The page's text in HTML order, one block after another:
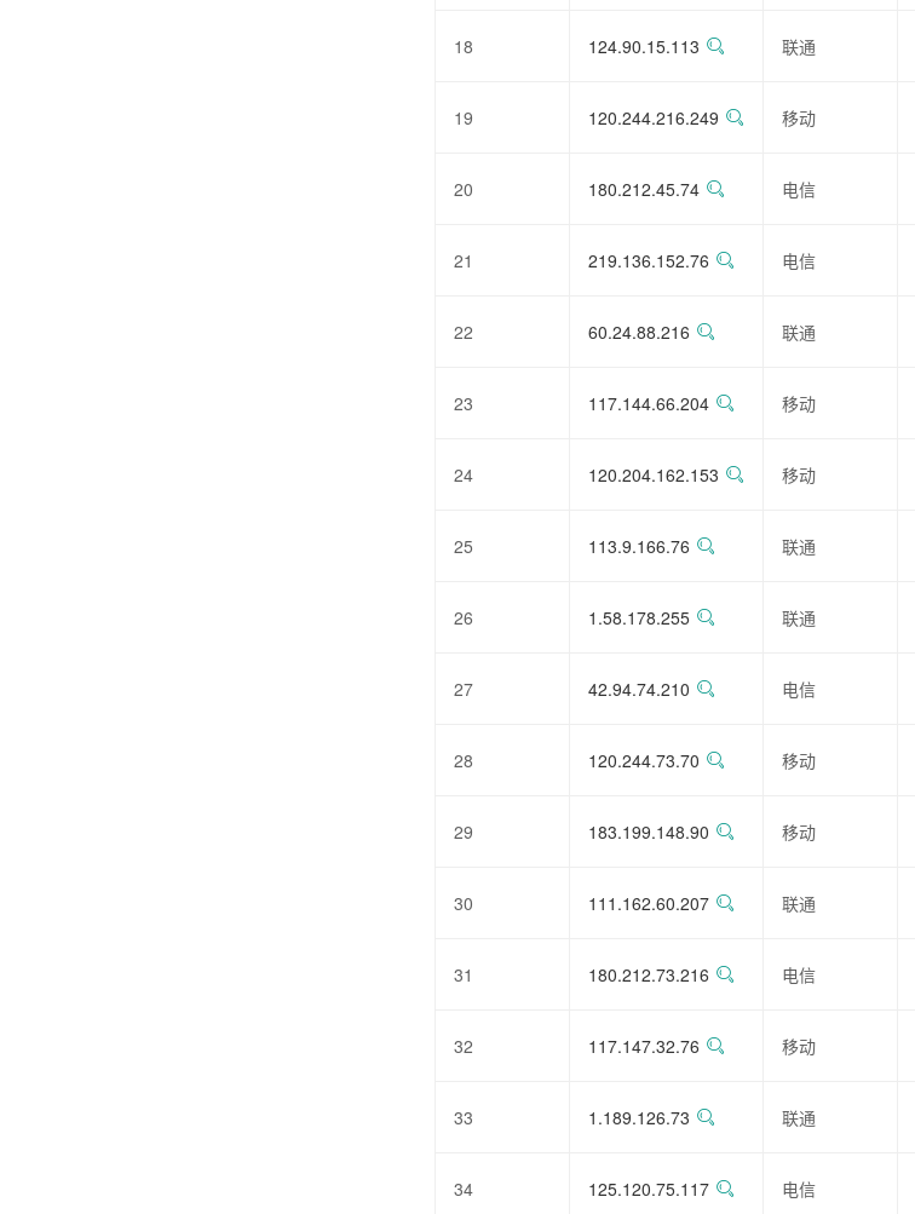
18 124.90.15.113 联通
19 120.244.216.249 移动
20 180.212.45.74 电信
21 219.136.152.76 电信
22 60.24.88.216 联通
23 117.144.66.204 移动
24 120.204.162.153 移动
25 113.9.166.76 联通
26 1.58.178.255 联通
27 42.94.74.210 电信
28 120.244.73.70 移动
29 183.199.148.90 移动
30 111.162.60.207 联通
31 180.212.73.216 电信
32 117.147.32.76 移动
33 1.189.126.73 联通
34 125.120.75.117 电信